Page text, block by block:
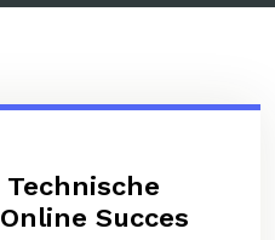
Technische
Succes